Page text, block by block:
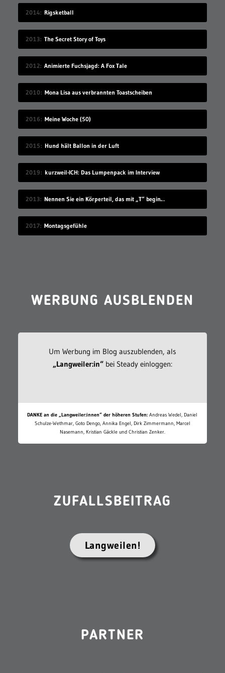
2014 Rigsketball
2013 The Secret Story of Toys
2012 Animierte Fuchsjagd: A Fox Tale
2010 Mona Lisa aus verbrannten Toastscheiben
2016 Meine Woche (50)
2015 Hund hält Ballon in der Luft
2019 kurzweil-ICH: Das Lumpenpack im Interview
2013 Nennen Sie ein Körperteil, das mit „T“ beginnt
2017 Montagsgefühle
WERBUNG AUSBLENDEN
Um Werbung im Blog auszublenden, als
„Langweiler:in“bei Steady einloggen:
DANKE an die „Langweiler:innen“ der höheren Stufen: Andreas Wedel, Daniel
Schulze-Wethmar, Goto Dengo, Annika Engel, Dirk Zimmermann, Marcel
Nasemann, Kristian Gäckle und Christian Zenker.
ZUFALLSBEITRAG
Langweilen!
PARTNER